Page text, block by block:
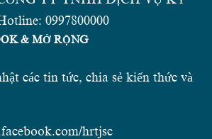
0997800000
& MỞ RỘNG
các tin tức, chia sẻ kiến thức và
hrtjsc